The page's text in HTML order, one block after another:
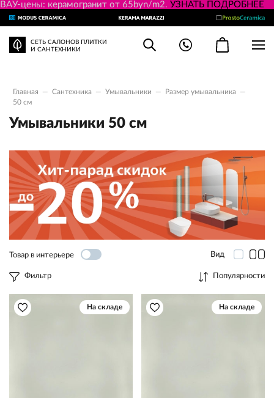
ВАУ-цены: керамогранит от 65byn/m2. УЗНАТЬ ПОДРОБНЕЕ
СЕТЬ САЛОНОВ ПЛИТКИ
И САНТЕХНИКИ
Главная — Сантехника — Умывальники — Размер умывальника
—
50 см
Умывальники 50 см
Популярности
Товар в интерьере Вид
Фильтр
На складе На складе